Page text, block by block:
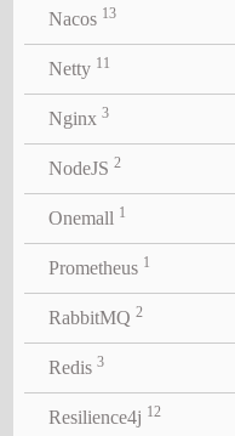
Nacos 13
Netty 11
Nginx 3
NodeJS 2
Onemall 1
Prometheus 1
RabbitMQ 2
Redis 3
Resilience4j 12